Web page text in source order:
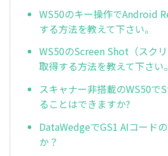
WS50のキー操作でAndroid
する方法を教えて下さい。
WS50のScreen Shot（スク
取得する方法を教えて下さい。
スキャナー非搭載のWS50で
ることはできますか?
DataWedgeでGS1 AIコード
か？